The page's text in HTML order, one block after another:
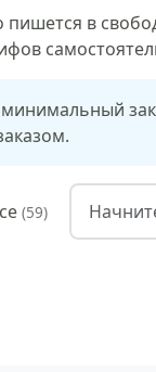
в
(59)